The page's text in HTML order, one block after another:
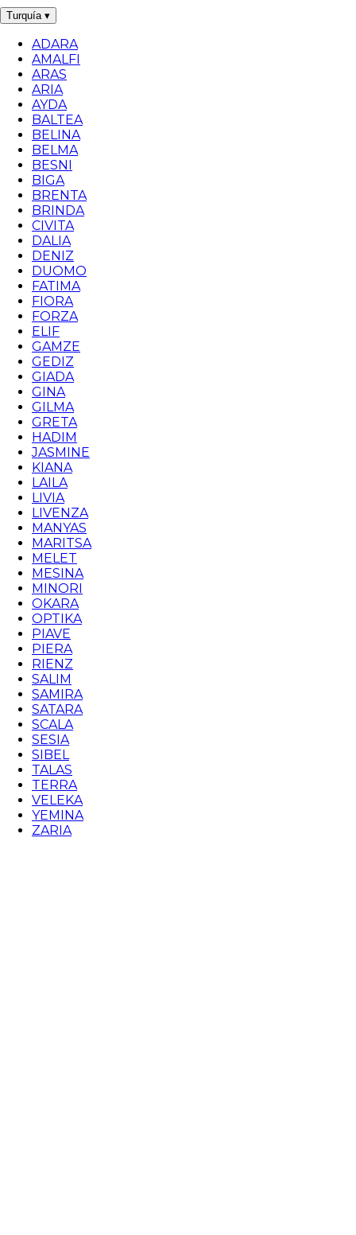
Turquía ▾
ADARA
AMALFI
ARAS
ARIA
AYDA
BALTEA
BELINA
BELMA
BESNI
BIGA
BRENTA
BRINDA
CIVITA
DALIA
DENIZ
DUOMO
FATIMA
FIORA
FORZA
ELIF
GAMZE
GEDIZ
GIADA
GINA
GILMA
GRETA
HADIM
JASMINE
KIANA
LAILA
LIVIA
LIVENZA
MANYAS
MARITSA
MELET
MESINA
MINORI
OKARA
OPTIKA
PIAVE
PIERA
RIENZ
SALIM
SAMIRA
SATARA
SCALA
SESIA
SIBEL
TALAS
TERRA
VELEKA
YEMINA
ZARIA